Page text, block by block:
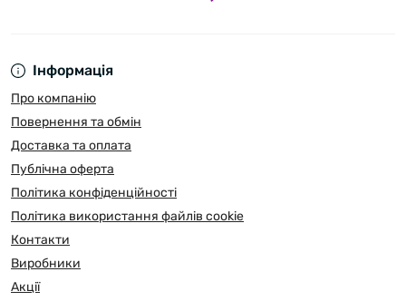
Інформація
Про компанію
Повернення та обмін
Доставка та оплата
Публічна оферта
Політика конфіденційності
Політика використання файлів cookie
Контакти
Виробники
Акції